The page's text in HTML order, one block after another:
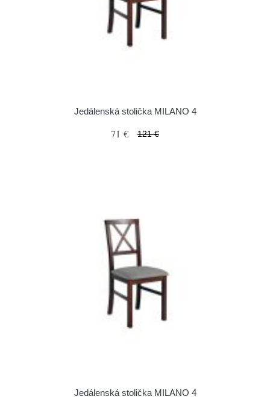
Jedálenská stolička MILANO 4
71 € 121 €
Jedálenská stolička MILANO 4